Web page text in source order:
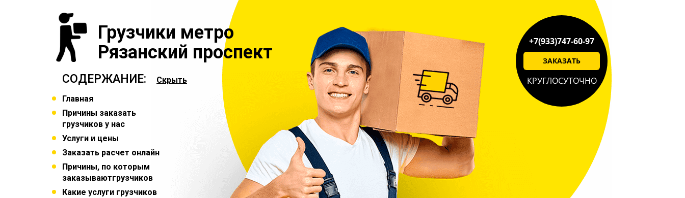
Грузчики метро
Рязанский проспект
+7(933)747-60-97
ЗАКАЗАТЬ
КРУГЛОСУТОЧНО
СОДЕРЖАНИЕ:
Скрыть
Главная
Причины заказать
грузчиков у нас
Услуги и цены
Заказать расчет онлайн
Причины, по которым
заказываютгрузчиков
Какие услуги грузчиков